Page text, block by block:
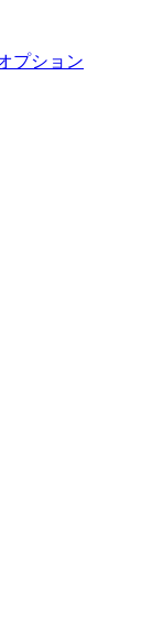
プション